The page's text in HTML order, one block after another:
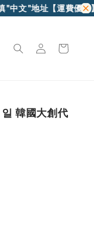
中文"地址【運費優惠
韓國大創代